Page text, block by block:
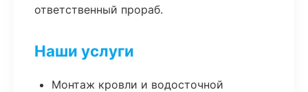
ответственный прораб.
Наши услуги
Монтаж кровли и водосточной